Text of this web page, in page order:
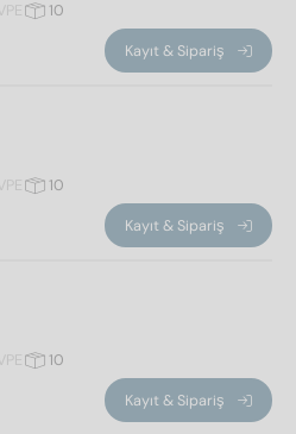
VPE
10
Kayıt & Sipariş
VPE
10
Kayıt & Sipariş
VPE
10
Kayıt & Sipariş